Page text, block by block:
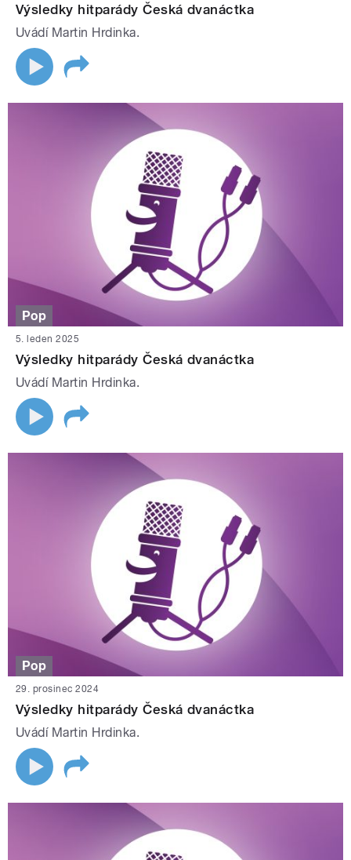
Výsledky hitparády Česká dvanáctka
Uvádí Martin Hrdinka.
Pop
5. leden 2025
Výsledky hitparády Česká dvanáctka
Uvádí Martin Hrdinka.
Pop
29. prosinec 2024
Výsledky hitparády Česká dvanáctka
Uvádí Martin Hrdinka.